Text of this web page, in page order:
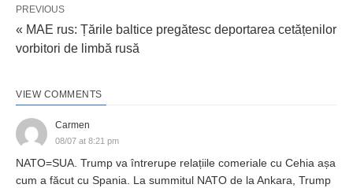
PREVIOUS
« MAE rus: Țările baltice pregătesc deportarea cetățenilor
vorbitori de limbă rusă
VIEW COMMENTS
Carmen
08/07 at 8:21 pm
NATO=SUA. Trump va întrerupe relațiile comeriale cu Cehia așa
cum a făcut cu Spania. La summitul NATO de la Ankara, Trump